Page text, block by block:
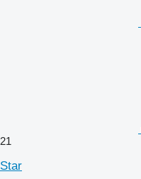
21
Star